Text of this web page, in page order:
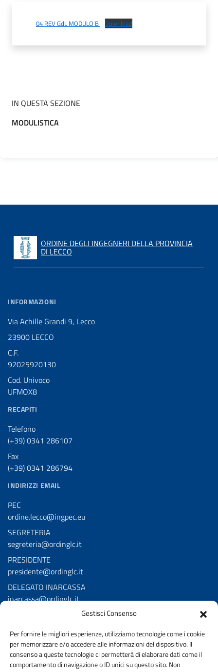
Gestisci Consenso
Per fornire le migliori esperienze, utilizziamo tecnologie come i cookie
per memorizzare e/o accedere alle informazioni del dispositivo. Il
consenso a queste tecnologie ci permetterà di elaborare dati come il
comportamento di navigazione o ID unici su questo sito. Non
04 REV GdL MODULO B Download
IN QUESTA SEZIONE
MODULISTICA
ORDINE DEGLI INGEGNERI DELLA PROVINCIA
DI LECCO
INFORMAZIONI
Via Achille Grandi 9, Lecco
23900 LECCO
C.F.
92025920130
Cod. Univoco
UFMOX8
RECAPITI
Telefono
(+39) 0341 286107
Fax
(+39) 0341 286794
INDIRIZZI EMAIL
PEC
ordine.lecco@ingpec.eu
SEGRETERIA
segreteria@ordinglc.it
PRESIDENTE
presidente@ordinglc.it
DELEGATO INARCASSA
inarcassa@ordinglc.it
Facebook
Youtube
Linkedin